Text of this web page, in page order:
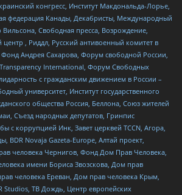
конгресс, Институт Макдональда-Лорье,
федерация Канады, Декабристы, Международный
Свободная пресса, Возрождение,
центр , Риддл, Русский антивоенный комитет в
Андрея Сахарова, Форум свободной России,
International, Форум Свободных
с гражданским движением в России –
университет, Институт государственного
общества Россия, Беллона, Союз жителей
Съезд народных депутатов, Гринпис
с коррупцией Инк, Завет церквей TCCN, Агора,
BDR Novaja Gazeta-Europe, Алтай проект,
человека Чернигов, Фонд Дом Прав Человека,
имени Бориса Звозскова, Дом прав
человека Ереван, Дом прав человека Крым,
Studios, ТВ Дождь, Центр европейских